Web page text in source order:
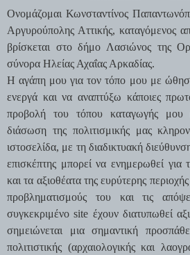
Ονομάζομαι Κωνσταντίνος
Αργυρούπολης Αττικής, καταγόμενος
βρίσκεται στο δήμο Λασιώνος της
σύνορα Ηλείας Αχαΐας Αρκαδίας.
Η αγάπη μου για τον τόπο μου με
ενεργά και να αναπτύξω κάποιες
προβολή του τόπου καταγωγής μου
διάσωση της πολιτισμικής μας
ιστοσελίδα, με τη διαδικτυακή
επισκέπτης μπορεί να ενημερωθεί για
και τα αξιοθέατα της ευρύτερης
προβληματισμούς του και τις
συγκεκριμένο site έχουν διατυπωθεί
σημειώνεται μια σημαντική
πολιτιστικής (αρχαιολογικής και